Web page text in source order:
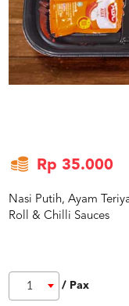
CALL
CENTER
021
5091
3494
Rp 35.000
Nasi Putih, Ayam
Roll & Chilli Sauces
1 / Pax